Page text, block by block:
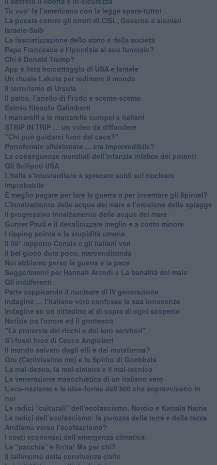
Tu vuo’ fa l’americano con la legge spara-tutto!
La poesia contro gli orrori di CISL, Governo e sionisti
Israele-Salò
​La fascistizzazione dello stato e della società
Papa Francesco e l’ipocrisia al suo funerale?
​Chi è Donald Trump?
App e lista boicottaggio di USA e Israele
​Un rituale Lakota per redimere il mondo
Il terrorismo di Ursula
​Il palco, l’anello di Frodo e scemo-scemo
Esimio filosofo Galimberti
​I mattarelli e le mattarelle europei e italiani
​STRIP IN TRIP … un video da diffondere
"Chi può guidarci fuori dal caos?"
​Portoferraio alluvionata … era imprevedibile?
Le conseguenze mondiali dell’infanzia infelice dei potenti
​Gli Scilipoti USA
L’Italia s’intestardisce a sprecare soldi sul nucleare
improbabile
È meglio pagare per fare la guerra o per inventare gli Spinrel?
​L’innalzamento delle acque del mare e l’erosione delle spiagge
​Il progressivo innalzamento delle acque del mare
​Gunter Pauli e il desalinizzare meglio e a costo minore
I tipping points e la stupidità umana
​Il 58° rapporto Censis e gli italiani veri
​Il bel gioco dura poco, marcondirondà
Noi abbiamo perso la guerra e la pace
Suggerimenti per Hannah Arendt e La banalità del male
​Gli indifferenti
Parte zoppicando il nucleare di IV generazione
​Indagine … l’italiano vero confessa la sua innocenza
Indagine su un cittadino al di sopra di ogni sospetto
Notizie tra l'orrore ed il grottesco
"La protervia dei ricchi e dei loro servitori"
S’i fossi foco di Cecco Angiolieri
​Il mondo salvato dagli elfi e dai mutaforma?
Gru (Cattivissimo me) e lo Spirito di Goebbels
​La mal-destra, la mal-sinistra e il mal-tecnico
​La venerazione masochistica di un italiano vero
​L’eco-nazismo e le idee-forma dell’800 che sopravvivono in
noi
​Le radici “culturali” dell’ecofascismo, Nordio e Kamala Harris
Le radici dell’ecofascismo: la purezza della terra e della razza
Andiamo verso l’ecofascismo?
I costi economici dell’emergenza climatica
​La “pacchia” è finita! Ma per chi?
​Il fallimento della convivenza civile